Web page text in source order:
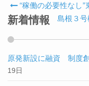
Post
“稼働の必要性なし
島根３
新着情報
原発新設に融資 制度
19日